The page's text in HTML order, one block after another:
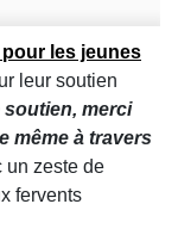
les jeunes
leur soutien
merci
même à travers
un zeste de
fervents